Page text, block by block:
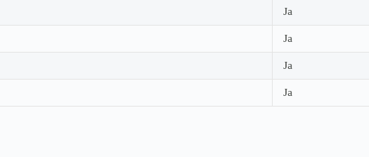
Ja
Ja
Ja
Ja